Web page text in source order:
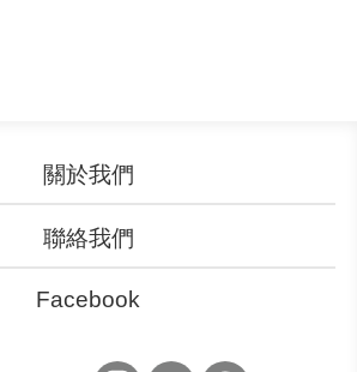
關於我們
聯絡我們
聯絡客服
Facebook